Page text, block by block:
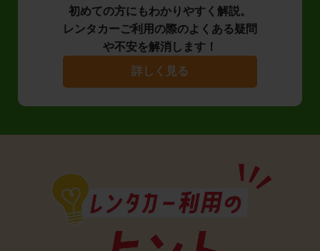
初めての方にもわかりやすく解説。
レンタカーご利用の際のよくある疑問
や不安を解消します！
詳しく見る